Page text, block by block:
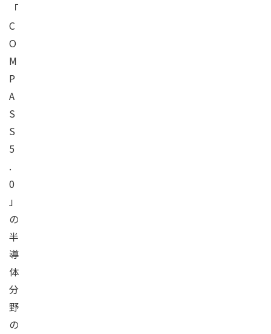
「
C
O
M
P
A
S
S
5
.
0
」
の
半
導
体
分
野
の